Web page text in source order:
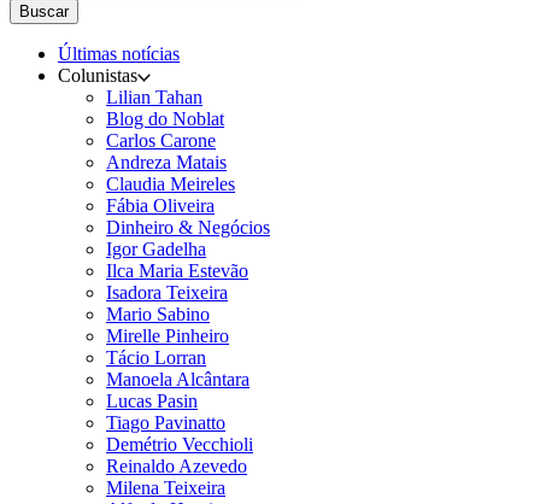
Buscar
Últimas notícias
Colunistas
Lilian Tahan
Blog do Noblat
Carlos Carone
Andreza Matais
Claudia Meireles
Fábia Oliveira
Dinheiro & Negócios
Igor Gadelha
Ilca Maria Estevão
Isadora Teixeira
Mario Sabino
Mirelle Pinheiro
Tácio Lorran
Manoela Alcântara
Lucas Pasin
Tiago Pavinatto
Demétrio Vecchioli
Reinaldo Azevedo
Milena Teixeira